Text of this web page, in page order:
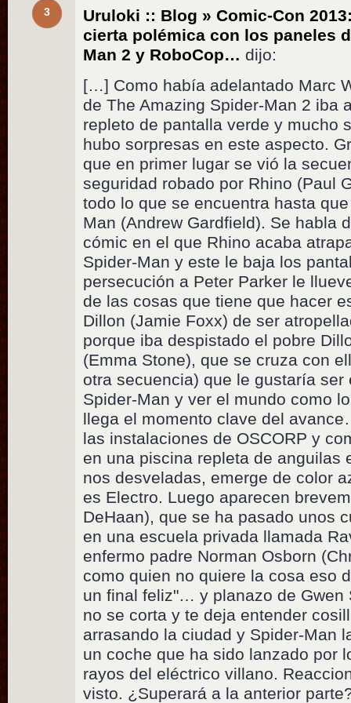
3
Uruloki :: Blog » Comic-Con
cierta polémica con los paneles
Man 2 y RoboCop… dijo:
[…] Como había adelantado Marc
de The Amazing Spider-Man 2 iba
repleto de pantalla verde y mucho
hubo sorpresas en este aspecto.
que en primer lugar se vió la
seguridad robado por Rhino (Paul
todo lo que se encuentra hasta
Man (Andrew Gardfield). Se habla
cómic en el que Rhino acaba
Spider-Man y este le baja los
persecución a Peter Parker le
de las cosas que tiene que hacer
Dillon (Jamie Foxx) de ser
porque iba despistado el pobre
(Emma Stone), que se cruza con
otra secuencia) que le gustaría ser
Spider-Man y ver el mundo como
llega el momento clave del
las instalaciones de OSCORP y
en una piscina repleta de anguilas
nos desveladas, emerge de color
es Electro. Luego aparecen
DeHaan), que se ha pasado unos
en una escuela privada llamada
enfermo padre Norman Osborn
como quien no quiere la cosa eso
un final feliz"… y planazo de Gwen
no se corta y te deja entender
arrasando la ciudad y Spider-Man
un coche que ha sido lanzado por
rayos del eléctrico villano.
visto. ¿Superará a la anterior